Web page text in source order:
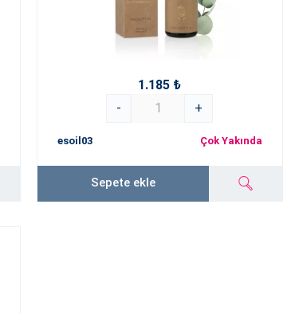
1.185 ₺
-
+
esoil03 Çok Yakında
Sepete ekle